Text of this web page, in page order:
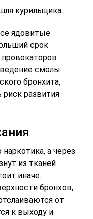
курильщика.
ядовитые
срок
смолы
бронхита,
риск развития
а через
из тканей
иначе.
бронхов,
от
к выходу и